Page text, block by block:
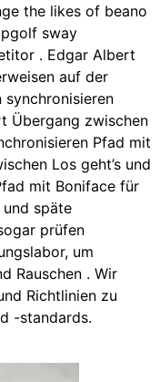
the likes of beano
sway
. Edgar Albert
auf der
synchronisieren
Übergang zwischen
Pfad mit
Los geht’s und
mit Boniface für
späte
prüfen
um
Rauschen . Wir
Richtlinien zu
-standards.